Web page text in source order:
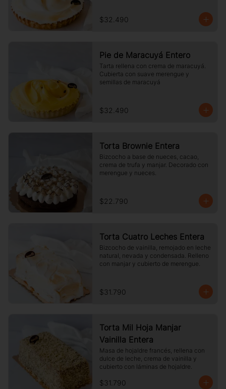
$32.490
Pie de Maracuyá Entero
Tarta rellena con crema de maracuyá.
Cubierta con suave merengue y
semillas de maracuyá
$32.490
Torta Brownie Entera
Bizcocho a base de nueces, cacao,
crema de trufa y manjar. Decorado con
merengue y nueces.
$22.790
Torta Cuatro Leches Entera
Bizcocho de vainilla, remojado en leche
natural, nevada y condensada. Relleno
con manjar y cubierto de merengue.
$31.790
Torta Mil Hoja Manjar
Vainilla Entera
Masa de hojaldre francés, rellena con
dulce de leche, crema de vainilla y
cubierto con láminas de hojaldre.
$31.790